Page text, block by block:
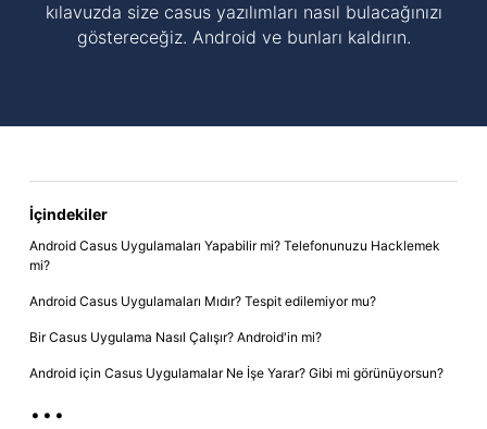
kılavuzda size casus yazılımları nasıl bulacağınızı
göstereceğiz. Android ve bunları kaldırın.
İçindekiler
Android Casus Uygulamaları Yapabilir mi? Telefonunuzu Hacklemek
mi?
Android Casus Uygulamaları Mıdır? Tespit edilemiyor mu?
Bir Casus Uygulama Nasıl Çalışır? Android'in mi?
Android için Casus Uygulamalar Ne İşe Yarar? Gibi mi görünüyorsun?
...